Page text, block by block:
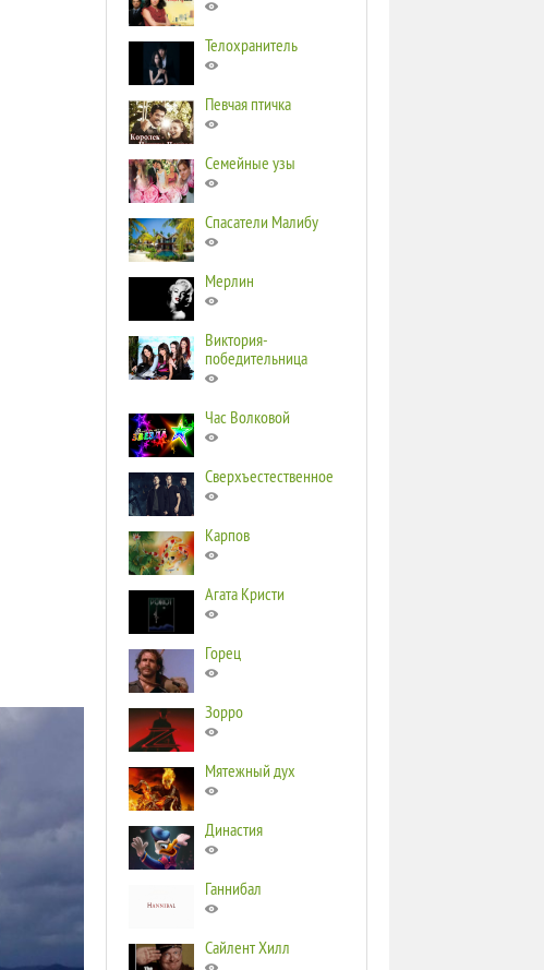
Телохранитель
Певчая птичка
Семейные узы
Спасатели Малибу
Мерлин
Виктория-
победительница
Час Волковой
Сверхъестественное
Карпов
Агата Кристи
Горец
Зорро
Мятежный дух
Династия
Ганнибал
Сайлент Хилл